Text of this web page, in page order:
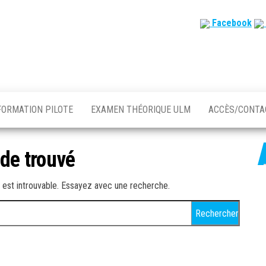
Facebook
PILOTE EXAMEN THÉORIQUE ULM ACCÈS/
trouvé
introuvable. Essayez avec une recherche.